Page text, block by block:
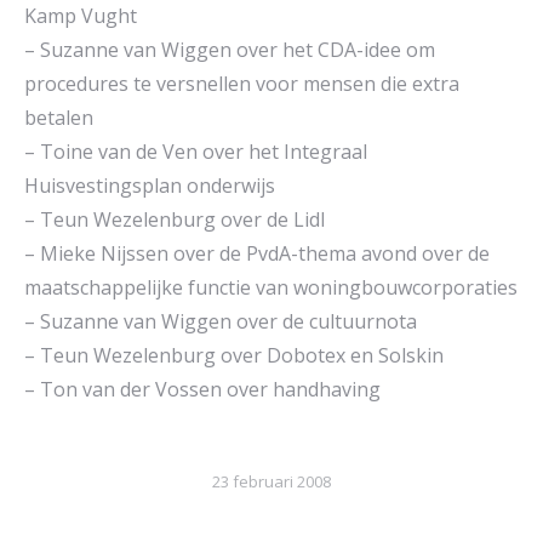
Kamp Vught
– Suzanne van Wiggen over het CDA-idee om
procedures te versnellen voor mensen die extra
betalen
– Toine van de Ven over het Integraal
Huisvestingsplan onderwijs
– Teun Wezelenburg over de Lidl
– Mieke Nijssen over de PvdA-thema avond over de
maatschappelijke functie van woningbouwcorporaties
– Suzanne van Wiggen over de cultuurnota
– Teun Wezelenburg over Dobotex en Solskin
– Ton van der Vossen over handhaving
23 februari 2008